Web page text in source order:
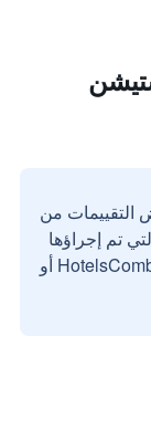
التقييمات من
تم إجراؤها
بواسطة مستخدمين حقيقيين مع HotelsCombined أو